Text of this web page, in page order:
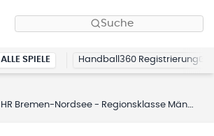
Suche
ALLE SPIELE Handball360 Registrierung
HR Bremen-Nordsee - Regionsklasse Männer (HR Bremen-Nordsee 2025/26)